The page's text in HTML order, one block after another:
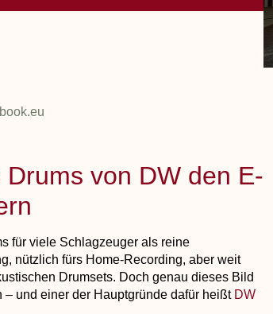
von DW den E-
für viele Schlagzeuger als reine
nützlich fürs Home-Recording, aber weit
Drumsets. Doch genau dieses Bild
und einer der Hauptgründe dafür heißt DW